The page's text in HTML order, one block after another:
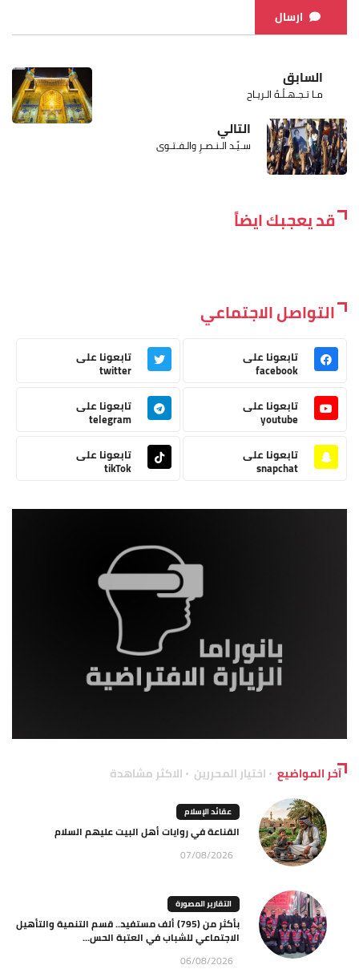
ارسال
السابق
مـا تـجـهـلُـهُ الـريـاح
التالي
سـيِّـد الـنـصـرِ والـفـتـوى
قد يعجبك ايضاً
التواصل الاجتماعي
تابعونا على
facebook
تابعونا على
twitter
تابعونا على
youtube
تابعونا على
telegram
تابعونا على
snapchat
تابعونا على
tikTok
آخر المواضيع اختيار المحررين الاكثر مشاهدة
عقائد الإسلام
القناعة في روايات أهل البيت عليهم السلام
07/08/2026
التقارير المصورة
بأكثر من (795) ألف مستفيد.. قسم التنمية والتأهيل
الاجتماعي للشباب في العتبة الحس...
06/08/2026